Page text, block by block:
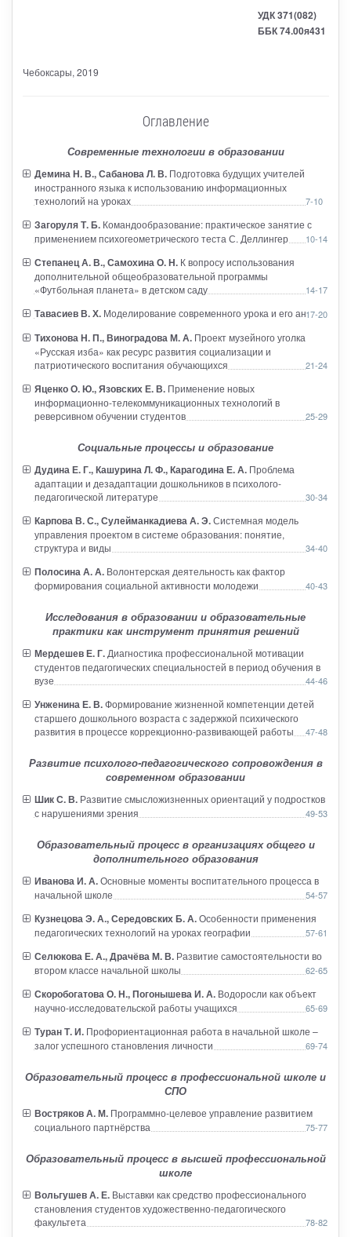
УДК 371(082)
ББК 74.00я431
Чебоксары, 2019
Оглавление
Современные технологии в образовании
Демина Н. В., Сабанова Л. В.Подготовка будущих учителей
иностранного языка к использованию информационных
технологий на уроках
7-10
Загоруля Т. Б.Командообразование: практическое занятие с
применением психогеометрического теста С. Деллингер
10-14
Степанец А. В., Самохина О. Н.К вопросу использования
дополнительной общеобразовательной программы
«Футбольная планета» в детском саду
14-17
Тавасиев В. Х.Моделирование современного урока и его анализ
17-20
Тихонова Н. П., Виноградова М. А.Проект музейного уголка
«Русская изба» как ресурс развития социализации и
патриотического воспитания обучающихся
21-24
Яценко О. Ю., Язовских Е. В.Применение новых
информационно-телекоммуникационных технологий в
реверсивном обучении студентов
25-29
Социальные процессы и образование
Дудина Е. Г., Кашурина Л. Ф., Карагодина Е. А.Проблема
адаптации и дезадаптации дошкольников в психолого-
педагогической литературе
30-34
Карпова В. С., Сулейманкадиева А. Э.Системная модель
управления проектом в системе образования: понятие,
структура и виды
34-40
Полосина А. А.Волонтерская деятельность как фактор
формирования социальной активности молодежи
40-43
Исследования в образовании и образовательные
практики как инструмент принятия решений
Мердешев Е. Г.Диагностика профессиональной мотивации
студентов педагогических специальностей в период обучения в
вузе
44-46
Унженина Е. В.Формирование жизненной компетенции детей
старшего дошкольного возраста с задержкой психического
развития в процессе коррекционно-развивающей работы
47-48
Развитие психолого-педагогического сопровождения в
современном образовании
Шик С. В.Развитие смысложизненных ориентаций у подростков
с нарушениями зрения
49-53
Образовательный процесс в организациях общего и
дополнительного образования
Иванова И. А.Основные моменты воспитательного процесса в
начальной школе
54-57
Кузнецова Э. А., Середовских Б. А.Особенности применения
педагогических технологий на уроках географии
57-61
Селюкова Е. А., Драчёва М. В.Развитие самостоятельности во
втором классе начальной школы
62-65
Скоробогатова О. Н., Погонышева И. А.Водоросли как объект
научно-исследовательской работы учащихся
65-69
Туран Т. И.Профориентационная работа в начальной школе –
залог успешного становления личности
69-74
Образовательный процесс в профессиональной школе и
СПО
Востряков А. М.Программно-целевое управление развитием
социального партнёрства
75-77
Образовательный процесс в высшей профессиональной
школе
Вольгушев А. Е.Выставки как средство профессионального
становления студентов художественно-педагогического
факультета
78-82